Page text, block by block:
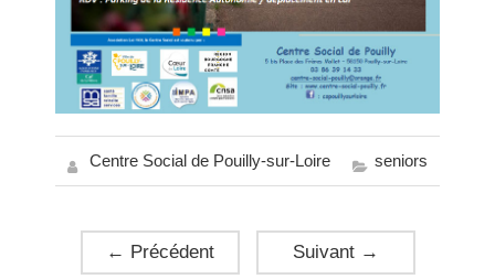
Centre Social de Pouilly-sur-Loire seniors
← Précédent Suivant →